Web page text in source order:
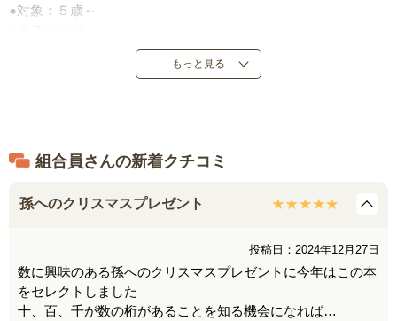
●対象：５歳～
●定価：１，６５０円（税込）もっと見る
組合員さんの新着クチコミ
孫へのクリスマスプレゼント
投稿日：2024年12月27日
数に興味のある孫へのクリスマスプレゼントに今年はこの本
をセレクトしました
十、百、千が数の桁があることを知る機会になれば…